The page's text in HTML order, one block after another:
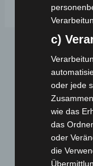
c)
oder jede
wie das
das
oder
die